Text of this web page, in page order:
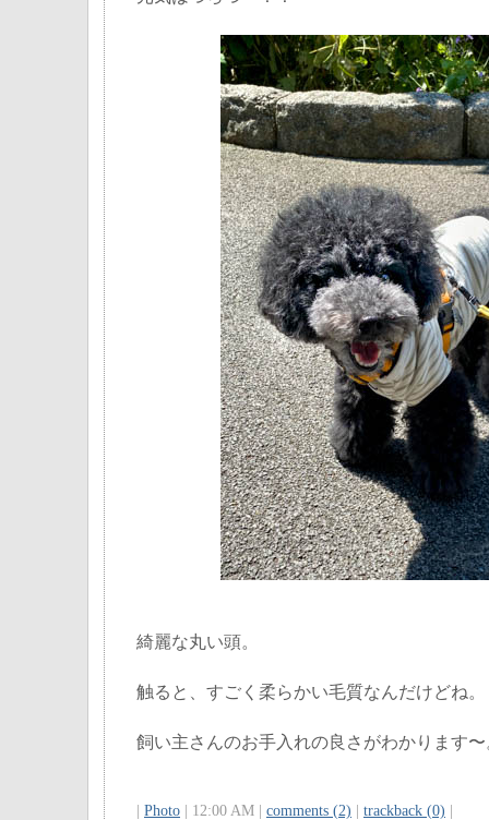
綺麗な丸い頭。
触ると、すごく柔らかい毛質なんだけどね。
飼い主さんのお手入れの良さがわかります〜
Photo | 12:00 AM | comments (2) trackback (0)